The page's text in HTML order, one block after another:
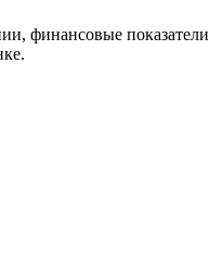
финансовые